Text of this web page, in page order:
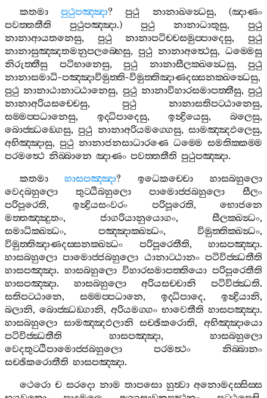
කතමා
පුථුපඤ‍්ඤා?පුථු නානාඛන්‍ධෙසු, (ඤාණං
පවත‍්තතීති
පුථුපඤ‍්ඤා.) පුථු නානාධාතූසු, පුථු
නානාආයතනෙසු, පුථු නානාපටිච‍්චසමුප‍්පාදෙසු,පුථු
නානාසුඤ‍්ඤතමනුපලබ‍්භෙසු, පුථු නානාඅත්‍ථෙසු, ධම‍්මෙසු
නිරුත‍්තීසු
පටිභානෙසු, පුථු නානාසීලක‍්ඛන්‍ධෙසු, පුථු
නානාසමාධි-පඤ‍්ඤාවිමුත‍්ති-විමුත‍්තිඤාණදස‍්සනක‍්ඛන්‍ධෙසු,
පුථු නානාඨානාට‍්ඨානෙසු, පුථු නානාවිහාරසමාපත‍්තීසු, පුථු
නානාඅරියසච‍්චෙසු, පුථු නානාසතිපට‍්ඨානෙසු,
සම‍්මප‍්පධානෙසු, ඉද‍්ධිපාදෙසු,ඉන්‍ද්‍රියෙසු,බලෙසු,
බොජ‍්ඣඞ‍්ගෙසු,පුථු නානාඅරියමග‍්ගෙසු,සාමඤ‍්ඤඵලෙසු,
අභිඤ‍්ඤාසු, පුථු නානාජනසාධාරණෙ ධම‍්මෙ සමතික‍්කම‍්ම
පරමත්‍ථෙ නිබ‍්බානෙ ඤාණං පවත‍්තතීති පුථුපඤ‍්ඤා.
කතමා
හාසපඤ‍්ඤා?ඉධෙකච‍්චො
හාසබහුලො
වෙදබහුලො
තුට‍්ඨිබහුලො පාමොජ‍්ජබහුලො
සීලං
පරිපූරෙති,ඉන්‍ද්‍රියසංවරං පරිපූරෙති,භොජනෙ
මත‍්තඤ‍්ඤුතං, ජාගරියානුයොගං, සීලක‍්ඛන්‍ධං,
සමාධික‍්ඛන්‍ධං, පඤ‍්ඤාක‍්ඛන්‍ධං, විමුත‍්තික‍්ඛන්‍ධං,
විමුත‍්තිඤාණදස‍්සනක‍්ඛන්‍ධං
පරිපූරෙතීති, හාසපඤ‍්ඤා.
හාසබහුලො පාමොජ‍්ජබහුලො ඨානාට‍්ඨානං පටිවිජ‍්ඣතීති
හාසපඤ‍්ඤා. හාසබහුලො විහාරසමාපත‍්තියො පරිපූරෙතීති
හාසපඤ‍්ඤා. හාසබහුලො අරියසච‍්චානි පටිවිජ‍්ඣති.
සතිපට‍්ඨානෙ, සම‍්මප‍්පධානෙ, ඉද‍්ධිපාදෙ, ඉන්‍ද්‍රියානි,
බලානි,බොජ‍්ඣඞ‍්ගානි, අරියමග‍්ගං භාවෙතීති හාසපඤ‍්ඤා.
හාසබහුලො සාමඤ‍්ඤඵලානි සච‍්ඡිකරොති,අභිඤ‍්ඤායො
පටිවිජ‍්ඣතීති
හාසපඤ‍්ඤා, හාසබහුලො
වෙදතුට‍්ඨිපාමොජ‍්ජබහුලො
පරමත්‍ථං
නිබ‍්බානං
සච‍්ඡිකරොතීති හාසපඤ‍්ඤා.
ථෙරො ච සරදො නාම තාපසො හුත්‍වා අනොමදස‍්සිස‍්ස